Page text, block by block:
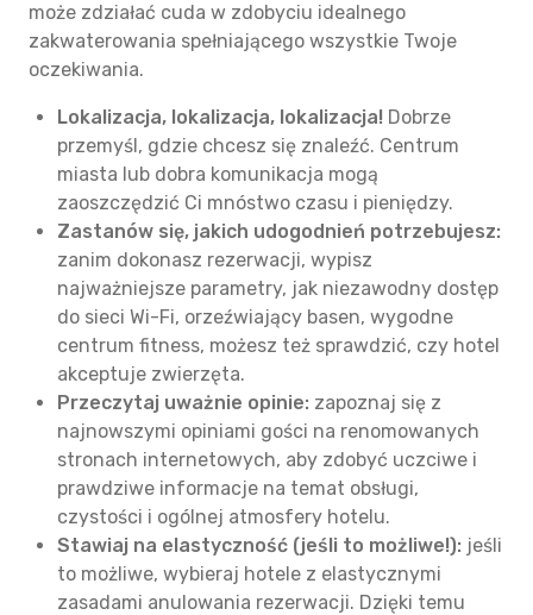
może zdziałać cuda w zdobyciu idealnego
zakwaterowania spełniającego wszystkie Twoje
oczekiwania.
Lokalizacja, lokalizacja, lokalizacja! Dobrze
przemyśl, gdzie chcesz się znaleźć. Centrum
miasta lub dobra komunikacja mogą
zaoszczędzić Ci mnóstwo czasu i pieniędzy.
Zastanów się, jakich udogodnień potrzebujesz:
zanim dokonasz rezerwacji, wypisz
najważniejsze parametry, jak niezawodny dostęp
do sieci Wi-Fi, orzeźwiający basen, wygodne
centrum fitness, możesz też sprawdzić, czy hotel
akceptuje zwierzęta.
Przeczytaj uważnie opinie: zapoznaj się z
najnowszymi opiniami gości na renomowanych
stronach internetowych, aby zdobyć uczciwe i
prawdziwe informacje na temat obsługi,
czystości i ogólnej atmosfery hotelu.
Stawiaj na elastyczność (jeśli to możliwe!): jeśli
to możliwe, wybieraj hotele z elastycznymi
zasadami anulowania rezerwacji. Dzięki temu